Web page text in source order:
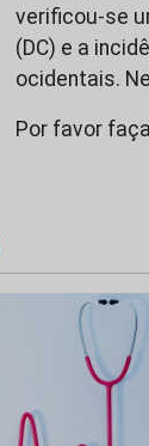
verificou-se
(DC) e a
ocidentais.
Por favor faça